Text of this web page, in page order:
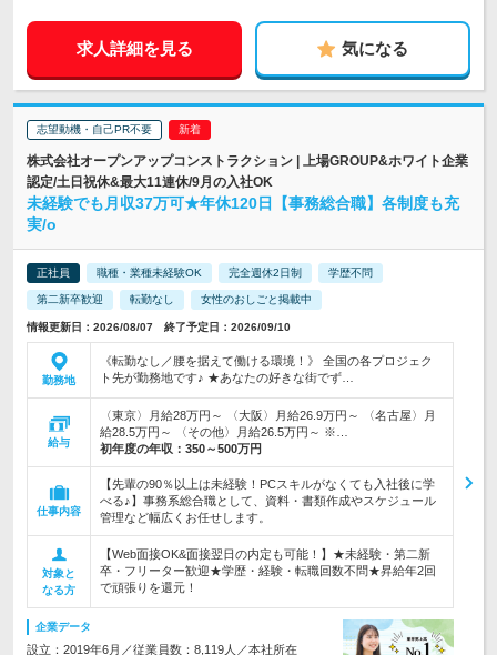
求人詳細を見る 気になる
志望動機・自己PR不要
株式会社オープンアップコンストラクション | 上場GROUP&ホワイト企業
認定/土日祝休&最大11連休/9月の入社OK
未経験でも月収37万可★年休120日【事務総合職】各制度も充
実/o
正社員 職種・業種未経験OK 完全週休2日制 学歴不問
第二新卒歓迎 転勤なし 女性のおしごと掲載中
情報更新日：2026/08/07 終了予定日：2026/09/10
勤務地
《転勤なし／腰を据えて働ける環境！》 全国の各プロジェク
ト先が勤務地です♪ ★あなたの好きな街でず…
給与
〈東京〉月給28万円～ 〈大阪〉月給26.9万円～ 〈名古屋〉月
給28.5万円～ 〈その他〉月給26.5万円～ ※…
初年度の年収： 350～500万円
仕事内容
【先輩の90％以上は未経験！PCスキルがなくても入社後に学
べる♪】事務系総合職として、資料・書類作成やスケジュール
管理など幅広くお任せします。
対象と
なる方
【Web面接OK&面接翌日の内定も可能！】★未経験・第二新
卒・フリーター歓迎★学歴・経験・転職回数不問★昇給年2回
で頑張りを還元！
企業データ
設立：2019年6月／従業員数：8,119人／本社所在